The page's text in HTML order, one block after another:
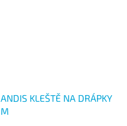
ANDIS KLEŠTĚ NA DRÁPKY
M